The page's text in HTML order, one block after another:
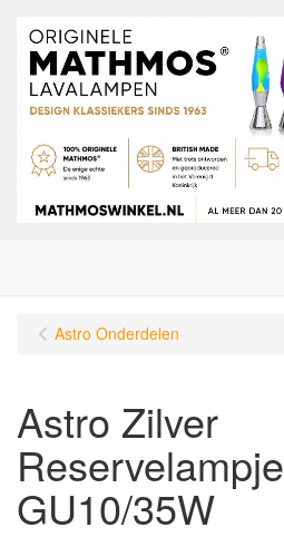
Astro Onderdelen
Astro Zilver
Reservelampje
GU10/35W